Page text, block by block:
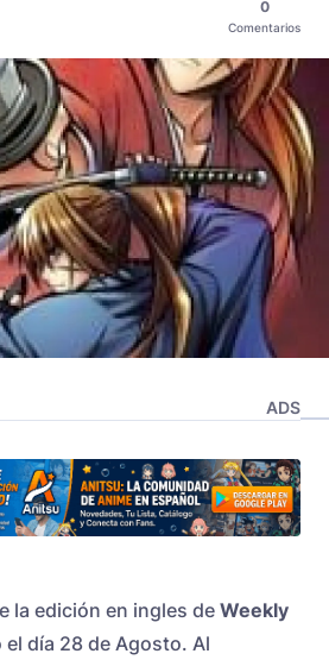
0
Comentarios
ADS
la edición en ingles deWeekly
el día 28 de Agosto. Al